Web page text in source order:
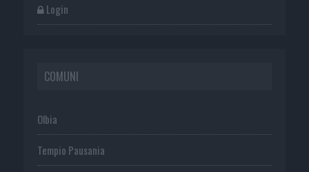
Login
COMUNI
Olbia
Tempio Pausania